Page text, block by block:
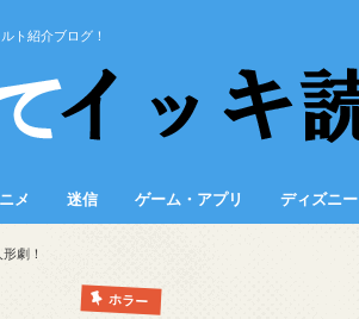
ト紹介ブログ！
メ 迷信 ゲーム・アプリ ディズニー
劇！
ホラー